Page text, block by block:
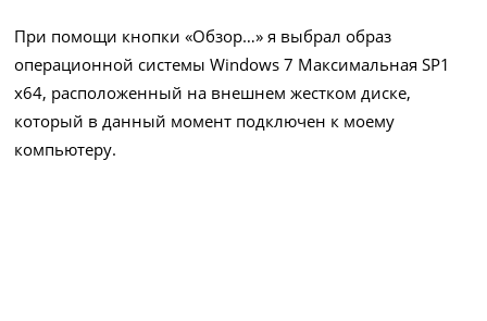
При помощи кнопки «Обзор…» я выбрал образ
операционной системы Windows 7 Максимальная SP1
x64, расположенный на внешнем жестком диске,
который в данный момент подключен к моему
компьютеру.